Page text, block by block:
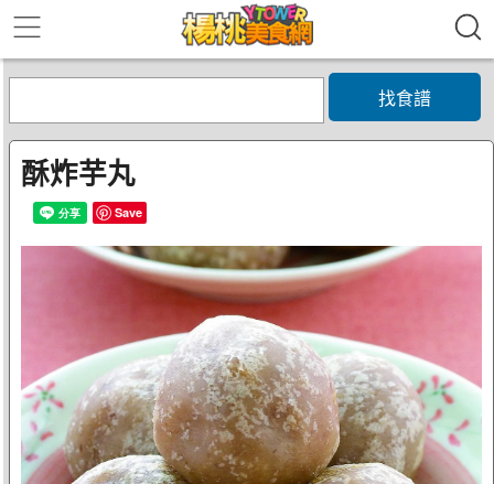
找食譜
酥炸芋丸
Save